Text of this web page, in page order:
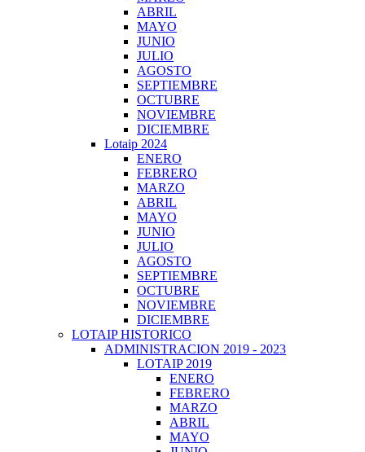
ABRIL
MAYO
JUNIO
JULIO
AGOSTO
SEPTIEMBRE
OCTUBRE
NOVIEMBRE
DICIEMBRE
Lotaip 2024
ENERO
FEBRERO
MARZO
ABRIL
MAYO
JUNIO
JULIO
AGOSTO
SEPTIEMBRE
OCTUBRE
NOVIEMBRE
DICIEMBRE
LOTAIP HISTORICO
ADMINISTRACION 2019 - 2023
LOTAIP 2019
ENERO
FEBRERO
MARZO
ABRIL
MAYO